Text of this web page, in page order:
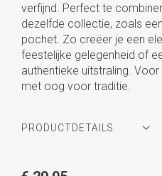
verfijnd. Perfect te
dezelfde collectie, zoals
pochet. Zo creëer je een
feestelijke gelegenheid of
authentieke uitstraling.
met oog voor traditie.
PRODUCTDETAILS